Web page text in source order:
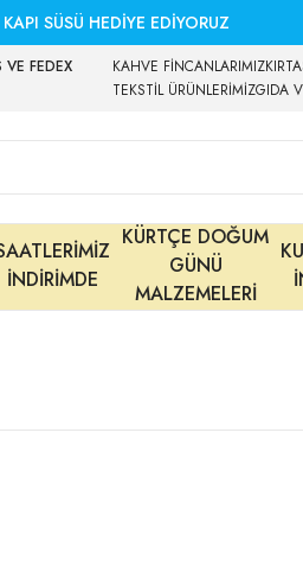
KAPI SÜSÜ HEDİYE EDİYORUZ
FEDEX
KAHVE FİNCANLARIMIZ
TEKSTİL ÜRÜNLERİMİZGIDA
İNDİRİMDE
KÜRTÇE DOĞUM
GÜNÜ
MALZEMELERİ